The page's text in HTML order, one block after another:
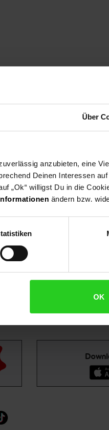
Über
anzubieten, eine
Deinen Interessen
„Ok“ willigst Du in die
ändern bzw.
OK